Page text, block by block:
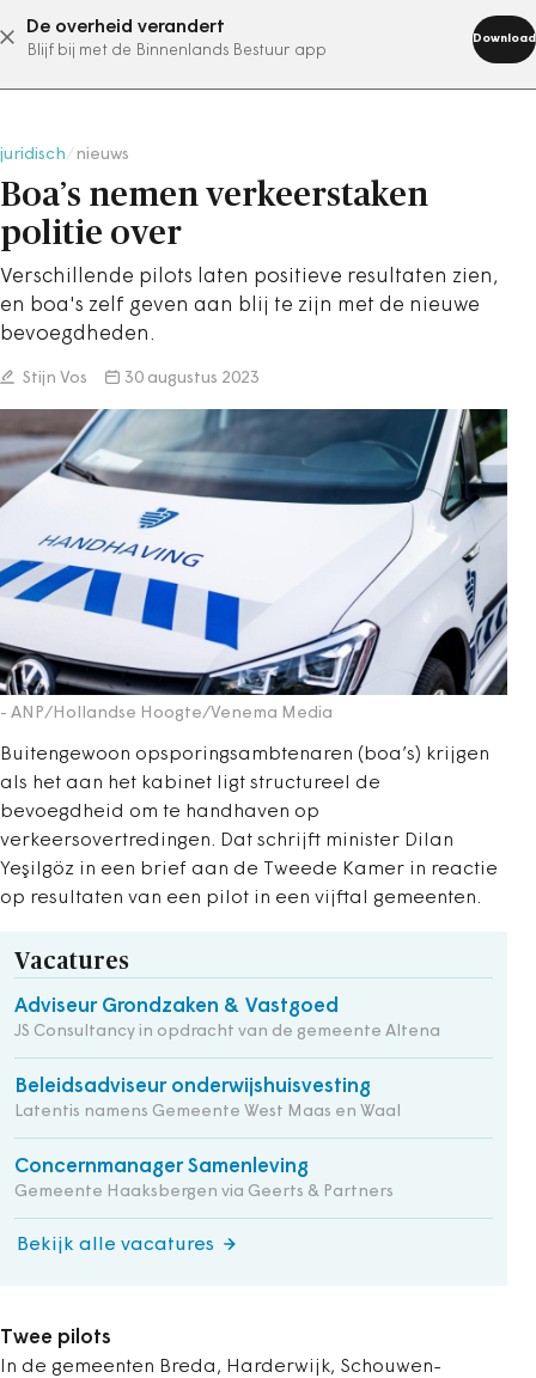
De overheid verandert
Blijf bij met de Binnenlands Bestuur app
Download
abonneer nu
juridisch nieuws
Boa’s nemen verkeerstaken
politie over
Verschillende pilots laten positieve resultaten zien,
en boa's zelf geven aan blij te zijn met de nieuwe
bevoegdheden.
Stijn Vos 30 augustus 2023
- ANP/Hollandse Hoogte/Venema Media
Buitengewoon opsporingsambtenaren (boa’s) krijgen
als het aan het kabinet ligt structureel de
bevoegdheid om te handhaven op
verkeersovertredingen. Dat schrijft minister Dilan
Yeşilgöz in een brief aan de Tweede Kamer in reactie
op resultaten van een pilot in een vijftal gemeenten.
Vacatures
Adviseur Grondzaken & Vastgoed
JS Consultancy in opdracht van de gemeente Altena
Beleidsadviseur onderwijshuisvesting
Latentis namens Gemeente West Maas en Waal
Concernmanager Samenleving
Gemeente Haaksbergen via Geerts & Partners
Bekijk alle vacatures
Twee pilots
In de gemeenten Breda, Harderwijk, Schouwen-